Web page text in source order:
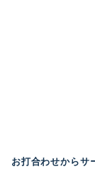
お打合わせからサ